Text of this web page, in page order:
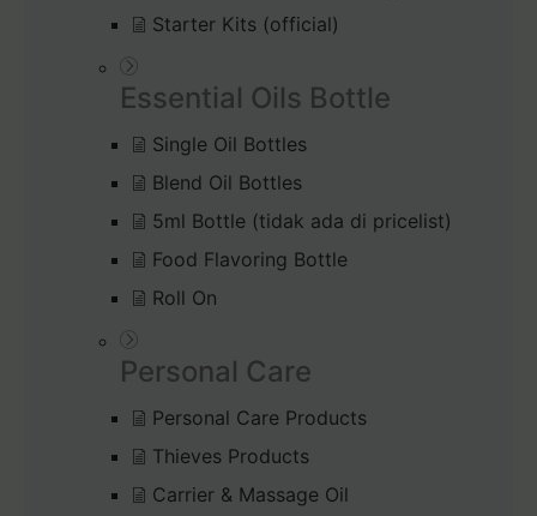
Starter Kits (official)
Essential Oils Bottle
Single Oil Bottles
Blend Oil Bottles
5ml Bottle (tidak ada di pricelist)
Food Flavoring Bottle
Roll On
Personal Care
Personal Care Products
Thieves Products
Carrier & Massage Oil